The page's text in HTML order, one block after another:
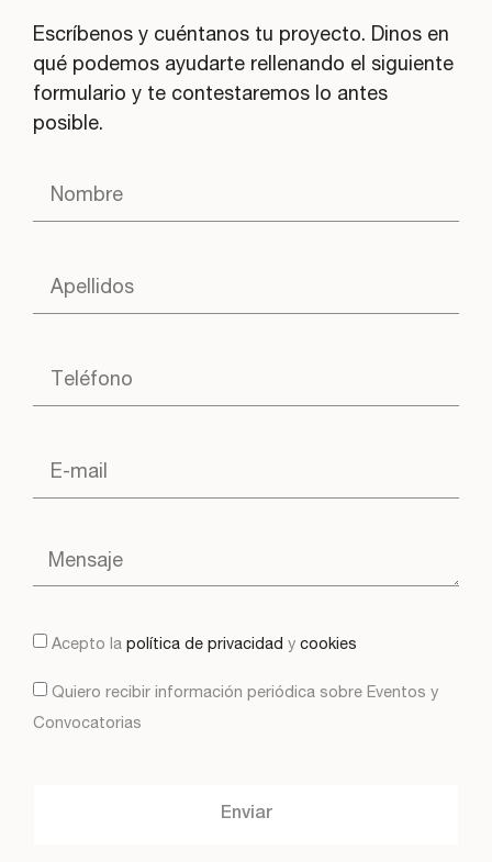
Escríbenos y cuéntanos tu proyecto. Dinos en
qué podemos ayudarte rellenando el siguiente
formulario y te contestaremos lo antes
posible.
Acepto la política de privacidad y cookies
Quiero recibir información periódica sobre Eventos y
Convocatorias
Enviar